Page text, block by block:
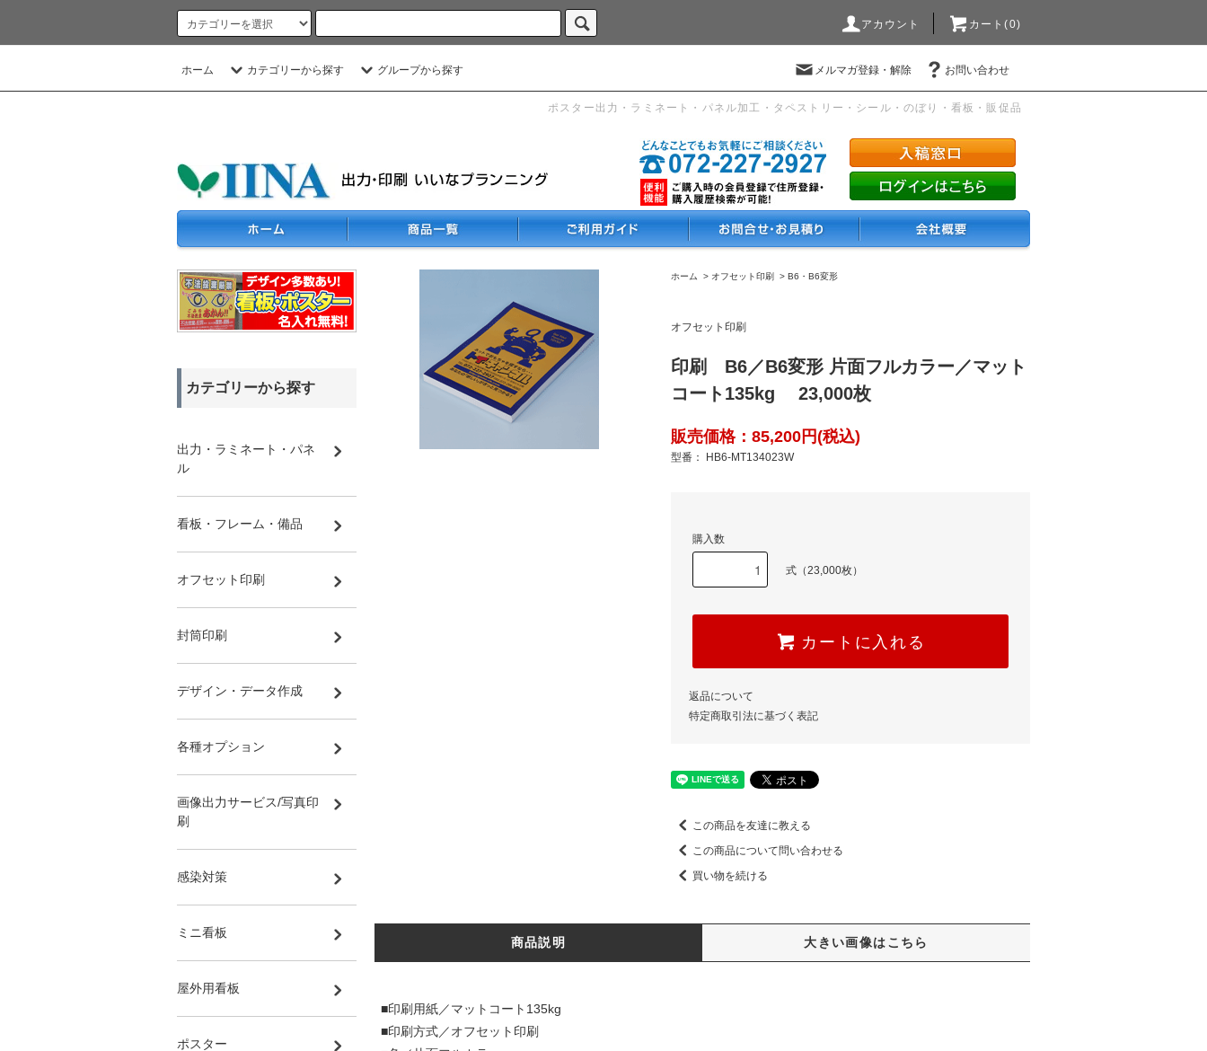
アカウント カート(0)
ホーム カテゴリーから探す グループから探す メルマガ登録・解除 お問い合わせ
ポスター出力・ラミネート・パネル加工・タペストリー・シール・のぼり・看板・販促品
ホーム > オフセット印刷 > B6・B6変形
オフセット印刷
印刷 B6／B6変形 片面フルカラー／マット
コート135kg 23,000枚
販売価格：85,200円(税込)
型番： HB6-MT134023W
購入数
式（23,000枚）
カートに入れる
返品について
特定商取引法に基づく表記
この商品を友達に教える
この商品について問い合わせる
買い物を続ける
商品説明 大きい画像はこちら
■印刷用紙／マットコート135kg
■印刷方式／オフセット印刷
カテゴリーから探す
出力・ラミネート・パネ
ル
看板・フレーム・備品
オフセット印刷
封筒印刷
デザイン・データ作成
各種オプション
画像出力サービス/写真印
刷
感染対策
ミニ看板
屋外用看板
ポスター